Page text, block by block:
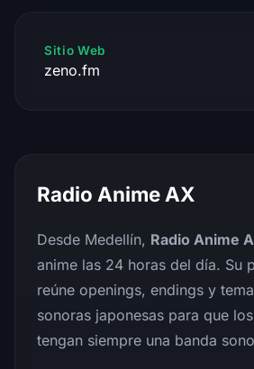
Sitio Web
zeno.fm
Radio Anime AX
Desde Medellín, Radio Anime
anime las 24 horas del día. Su
reúne openings, endings y
sonoras japonesas para que
tengan siempre una banda